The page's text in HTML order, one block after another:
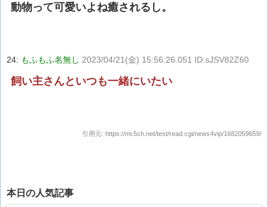
動物って可愛いよね癒されるし。
24: もふもふ名無し 2023/04/21(金) 15:56:26.051 ID:sJSV82Z60
飼い主さんといつも一緒にいたい
引用元: https://mi.5ch.net/test/read.cgi/news4vip/1682059659/
本日の人気記事